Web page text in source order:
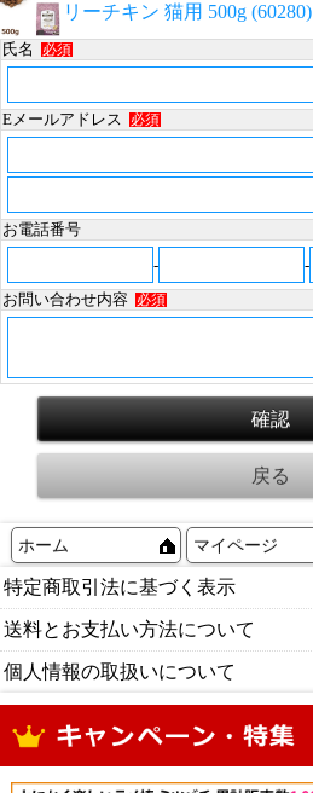
リーチキン 猫用 500g (60280)
氏名 必須
Eメールアドレス 必須
お電話番号
-
-
お問い合わせ内容
必須
ホーム マイページ
特定商取引法に基づく表示
送料とお支払い方法について
個人情報の取扱いについて